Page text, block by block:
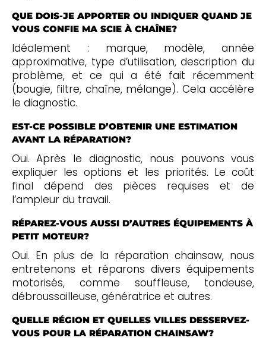
QUE DOIS-JE APPORTER OU INDIQUER QUAND JE
VOUS CONFIE MA SCIE À CHAÎNE?
Idéalement : marque, modèle, année
approximative, type d’utilisation, description du
problème, et ce qui a été fait récemment
(bougie, filtre, chaîne, mélange). Cela accélère
le diagnostic.
EST-CE POSSIBLE D’OBTENIR UNE ESTIMATION
AVANT LA RÉPARATION?
Oui. Après le diagnostic, nous pouvons vous
expliquer les options et les priorités. Le coût
final dépend des pièces requises et de
l’ampleur du travail.
RÉPAREZ-VOUS AUSSI D’AUTRES ÉQUIPEMENTS À
PETIT MOTEUR?
Oui. En plus de la réparation chainsaw, nous
entretenons et réparons divers équipements
motorisés, comme souffleuse, tondeuse,
débroussailleuse, génératrice et autres.
QUELLE RÉGION ET QUELLES VILLES DESSERVEZ-
VOUS POUR LA RÉPARATION CHAINSAW?